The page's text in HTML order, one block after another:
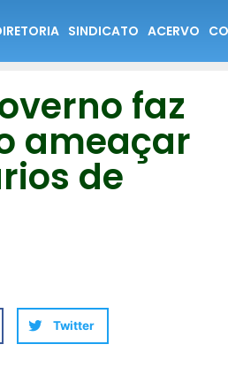
SINDICATO ACERVO
faz
ameaçar
de
Twitter